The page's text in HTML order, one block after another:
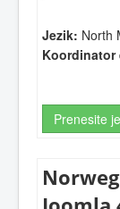
Jezik: North
Koordinator
Prenesite